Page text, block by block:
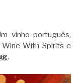
vinho português,
With Spirits e
.